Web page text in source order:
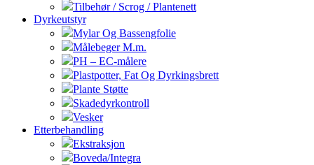
Tilbehør / Scrog / Plantenett
Dyrkeutstyr
Mylar Og Bassengfolie
Målebeger M.m.
PH – EC-målere
Plastpotter, Fat Og Dyrkingsbrett
Plante Støtte
Skadedyrkontroll
Vesker
Etterbehandling
Ekstraksjon
Boveda/Integra